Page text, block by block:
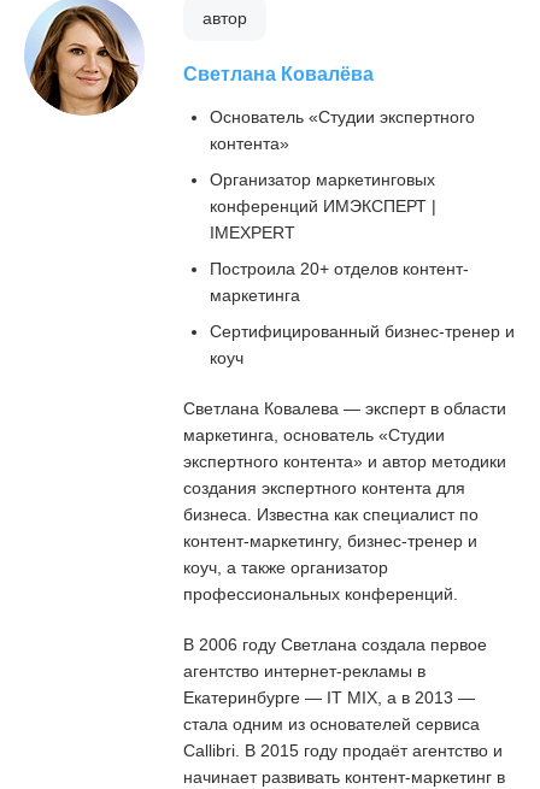
автор
Светлана Ковалёва
Основатель «Студии экспертного
контента»
Организатор маркетинговых
конференций ИМЭКСПЕРТ |
IMEXPERT
Построила 20+ отделов контент-
маркетинга
Сертифицированный бизнес-тренер и
коуч
Светлана Ковалева — эксперт в области
маркетинга, основатель «Студии
экспертного контента» и автор методики
создания экспертного контента для
бизнеса. Известна как специалист по
контент-маркетингу, бизнес-тренер и
коуч, а также организатор
профессиональных конференций.
В 2006 году Светлана создала первое
агентство интернет-рекламы в
Екатеринбурге — IT MIX, а в 2013 —
стала одним из основателей сервиса
Callibri. В 2015 году продаёт агентство и
начинает развивать контент-маркетинг в